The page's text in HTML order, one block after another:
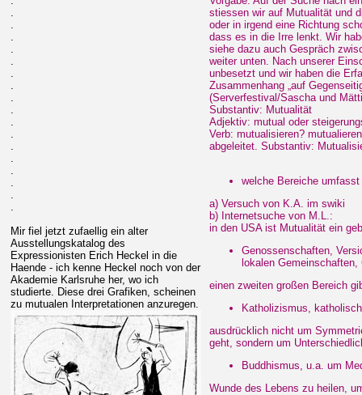
.
.
.
.
.
.
.
.
.
.
.
.
.
.
.
.
.
Mir fiel jetzt zufaellig ein alter
Ausstellungskatalog des
Expressionisten Erich Heckel in die
Haende - ich kenne Heckel noch von der
Akademie Karlsruhe her, wo ich
studierte. Diese drei Grafiken, scheinen
zu mutualen Interpretationen anzuregen.
stiessen wir auf Mutualität und
oder in irgend eine Richtung
dass es in die Irre lenkt. Wir
siehe dazu auch Gespräch
weiter unten. Nach unserer
unbesetzt und wir haben die
Zusammenhang „auf
(Serverfestival/Sascha und
Substantiv: Mutualität
Adjektiv: mutual oder
Verb: mutualisieren?
abgeleitet. Substantiv:
welche Bereiche
a) Versuch von K.A. im swiki
b) Internetsuche von M.L.:
in den USA ist Mutualität ein
Genossenschaften,
lokalen
einen zweiten großen Bereich
Katholizismus,
ausdrücklich nicht um
geht, sondern um
Buddhismus, u.a. um
Wunde des Lebens zu heilen,